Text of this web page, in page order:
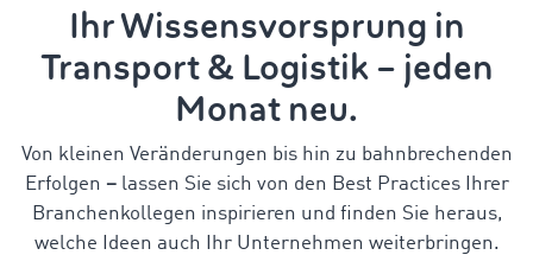
Ihr Wissensvorsprung in
Transport & Logistik – jeden
Monat neu.
Von kleinen Veränderungen bis hin zu bahnbrechenden
Erfolgen –lassen Sie sich von den Best Practices Ihrer
Branchenkollegen inspirieren und finden Sie heraus,
welche Ideen auch Ihr Unternehmen weiterbringen.